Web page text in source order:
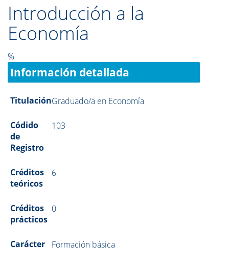
Introducción a la
Economía
%
Información detallada
TitulaciónGraduado/a en Economía
Códido
de
Registro
103
Créditos
teóricos
6
Créditos
prácticos
0
Carácter Formación básica